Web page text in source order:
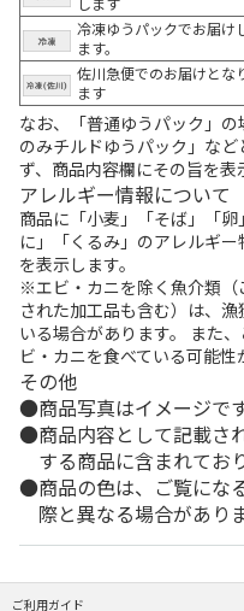
冷凍ゆうパックでお届け
ます。
佐川急便でのお届けとな
ます
なお、「普通ゆうパック」
のみチルドゆうパック」な
ず、商品内容欄にその旨を表
アレルギー情報について
商品に「小麦」「そば」「
に」「くるみ」のアレルギ
を表示します。
※エビ・カニを除く魚介類
された加工品も含む）は、
いる場合があります。 また
ビ・カニを食べている可能性
その他
商品写真はイメージです
商品内容として記載さ
する商品に含まれてお
商品の色は、ご覧にな
際と異なる場合がありま
ご利用ガイド